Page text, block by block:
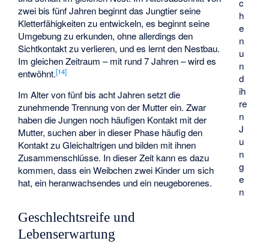
h
e
n
u
n
d
ih
re
n
J
u
n
g
e
n
zwei bis fünf Jahren beginnt das Jungtier seine
Kletterfähigkeiten zu entwickeln, es beginnt seine
Umgebung zu erkunden, ohne allerdings den
Sichtkontakt zu verlieren, und es lernt den Nestbau.
Im gleichen Zeitraum – mit rund 7 Jahren – wird es
entwöhnt.[14]
Im Alter von fünf bis acht Jahren setzt die
zunehmende Trennung von der Mutter ein. Zwar
haben die Jungen noch häufigen Kontakt mit der
Mutter, suchen aber in dieser Phase häufig den
Kontakt zu Gleichaltrigen und bilden mit ihnen
Zusammenschlüsse. In dieser Zeit kann es dazu
kommen, dass ein Weibchen zwei Kinder um sich
hat, ein heranwachsendes und ein neugeborenes.
Geschlechtsreife und
Lebenserwartung